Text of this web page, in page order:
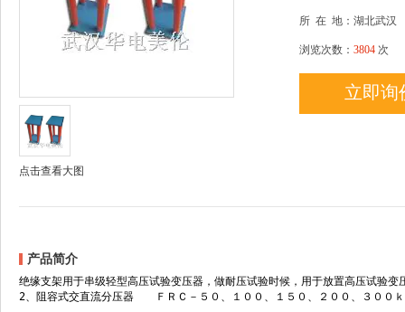
点击查看大图
所 在 地：湖北武汉
浏览次数： 3804 次
立即询
产品简介
绝缘支架用于串级轻型高压试验变压器，做耐压试验时候，用于放置高压试
2、阻容式交直流分压器 ＦＲＣ－５０、１００、１５０、２００、